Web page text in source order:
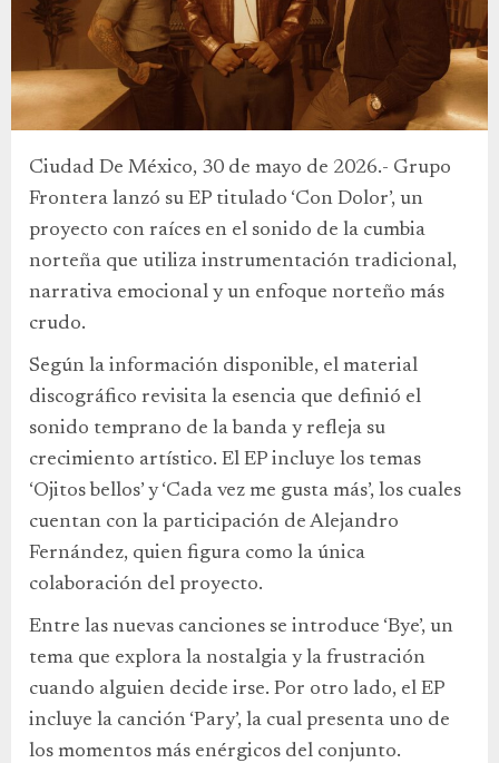
Ciudad De México, 30 de mayo de 2026.- Grupo
Frontera lanzó su EP titulado ‘Con Dolor’, un
proyecto con raíces en el sonido de la cumbia
norteña que utiliza instrumentación tradicional,
narrativa emocional y un enfoque norteño más
crudo.
Según la información disponible, el material
discográfico revisita la esencia que definió el
sonido temprano de la banda y refleja su
crecimiento artístico. El EP incluye los temas
‘Ojitos bellos’ y ‘Cada vez me gusta más’, los cuales
cuentan con la participación de Alejandro
Fernández, quien figura como la única
colaboración del proyecto.
Entre las nuevas canciones se introduce ‘Bye’, un
tema que explora la nostalgia y la frustración
cuando alguien decide irse. Por otro lado, el EP
incluye la canción ‘Pary’, la cual presenta uno de
los momentos más enérgicos del conjunto.